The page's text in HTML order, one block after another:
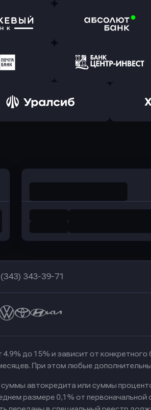
заявку
Банк
Оправить заявку
в Ингосстрах Банк
заявку
Оправить заявку
в Абсолют Банк
заявку
Банк
Оправить заявку
343-39-71
4.9% до 15% и зависит от
При этом любые
автокредита или суммы
размере 0,1% от